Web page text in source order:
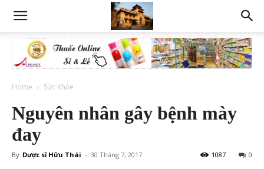
Home Sức Khỏe
Nguyên nhân gây bệnh mày
đay
By Dược sĩ Hữu Thái - 30 Tháng 7, 2017 0
1087